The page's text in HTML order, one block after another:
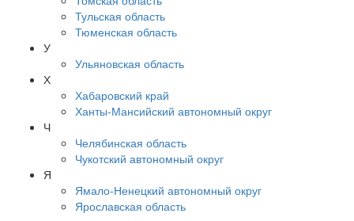
Тульская область
Тюменская область
У
Ульяновская область
Х
Хабаровский край
Ханты-Мансийский автономный округ
Ч
Челябинская область
Чукотский автономный округ
Я
Ямало-Ненецкий автономный округ
Ярославская область